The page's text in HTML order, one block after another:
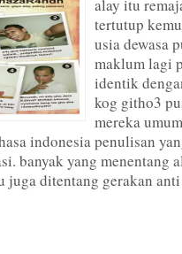
alay itu
tertutup
usia dewasa
maklum lagi
identik
kog githo3
mereka
indonesia penulisan
banyak yang menentang
juga ditentang gerakan